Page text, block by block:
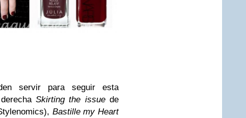
servir para seguir esta
Skirting the issuede
Bastille my Heart